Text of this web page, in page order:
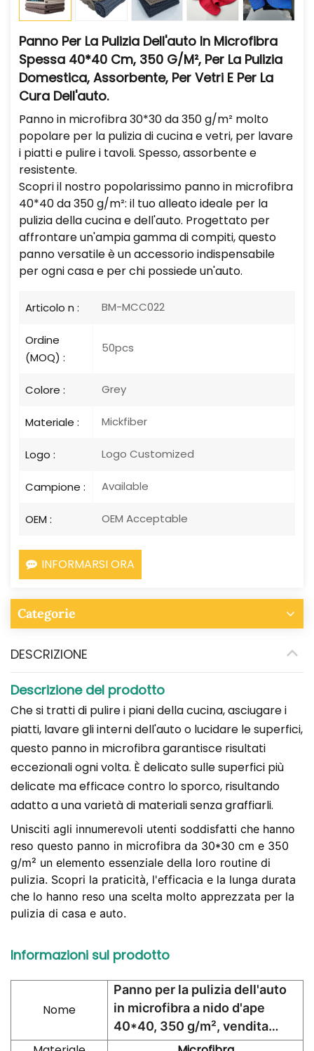
Panno Per La Pulizia Dell'auto In Microfibra
Spessa 40*40 Cm, 350 G/m², Per La Pulizia
Domestica, Assorbente, Per Vetri E Per La
Cura Dell'auto.
Panno in microfibra 30*30 da 350 g/m² molto
popolare per la pulizia di cucina e vetri, per lavare
i piatti e pulire i tavoli. Spesso, assorbente e
resistente.
Scopri il nostro popolarissimo panno in microfibra
40*40 da 350 g/m²: il tuo alleato ideale per la
pulizia della cucina e dell'auto. Progettato per
affrontare un'ampia gamma di compiti, questo
panno versatile è un accessorio indispensabile
per ogni casa e per chi possiede un'auto.
Articolo n : BM-MCC022
Ordine
(MOQ) :
50pcs
Colore : Grey
Materiale : Mickfiber
Logo : Logo Customized
Campione : Available
OEM : OEM Acceptable
INFORMARSI ORA
Categorie
DESCRIZIONE
Descrizione del prodotto
Che si tratti di pulire i piani della cucina, asciugare i
piatti, lavare gli interni dell'auto o lucidare le superfici,
questo panno in microfibra garantisce risultati
eccezionali ogni volta. È delicato sulle superfici più
delicate ma efficace contro lo sporco, risultando
adatto a una varietà di materiali senza graffiarli.
Unisciti agli innumerevoli utenti soddisfatti che hanno
reso questo panno in microfibra da 30*30 cm e 350
g/m² un elemento essenziale della loro routine di
pulizia. Scopri la praticità, l'efficacia e la lunga durata
che lo hanno reso una scelta molto apprezzata per la
pulizia di casa e auto.
Informazioni sul prodotto
Nome
Panno per la pulizia dell'auto
in microfibra a nido d'ape
40*40, 350 g/m², vendita
all'ingrosso.